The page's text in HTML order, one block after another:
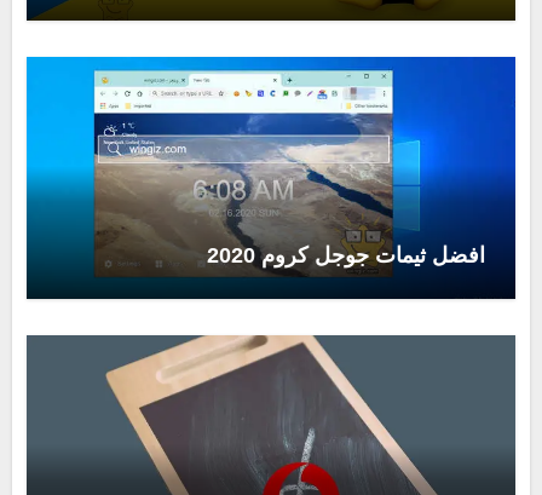
افضل ثيمات جوجل كروم 2020